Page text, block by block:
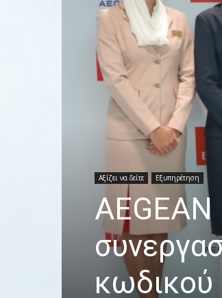
Αξίζει να δείτε Εξυπηρέτηση
κωδικού